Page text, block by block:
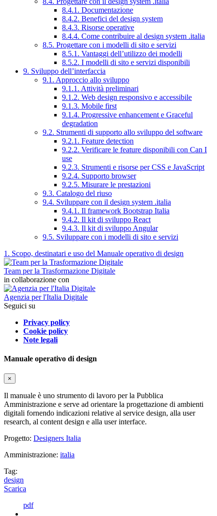
8.4.1. Documentazione
8.4.2. Benefici del design system
8.4.3. Risorse operative
8.4.4. Come contribuire al design system .italia
8.5. Progettare con i modelli di sito e servizi
8.5.1. Vantaggi dell’utilizzo dei modelli
8.5.2. I modelli di sito e servizi disponibili
9. Sviluppo dell’interfaccia
9.1. Approccio allo sviluppo
9.1.1. Attività preliminari
9.1.2. Web design responsivo e accessibile
9.1.3. Mobile first
9.1.4. Progressive enhancement e Graceful
degradation
9.2. Strumenti di supporto allo sviluppo del software
9.2.1. Feature detection
9.2.2. Verificare le feature disponibili con Can I
use
9.2.3. Strumenti e risorse per CSS e JavaScript
9.2.4. Supporto browser
9.2.5. Misurare le prestazioni
9.3. Catalogo del riuso
9.4. Sviluppare con il design system .italia
9.4.1. Il framework Bootstrap Italia
9.4.2. Il kit di sviluppo React
9.4.3. Il kit di sviluppo Angular
9.5. Sviluppare con i modelli di sito e servizi
1. Scopo, destinatari e uso del Manuale operativo di design
Team per la Trasformazione Digitale
in collaborazione con
Agenzia per l'Italia Digitale
Seguici su
Privacy policy
Cookie policy
Note legali
Manuale operativo di design
×
Il manuale è uno strumento di lavoro per la Pubblica
Amministrazione e serve ad orientare la progettazione di ambienti
digitali fornendo indicazioni relative al service design, alla user
research, al content design e alla user interface.
Progetto: Designers Italia
Amministrazione: italia
Tag:
design
Scarica
pdf